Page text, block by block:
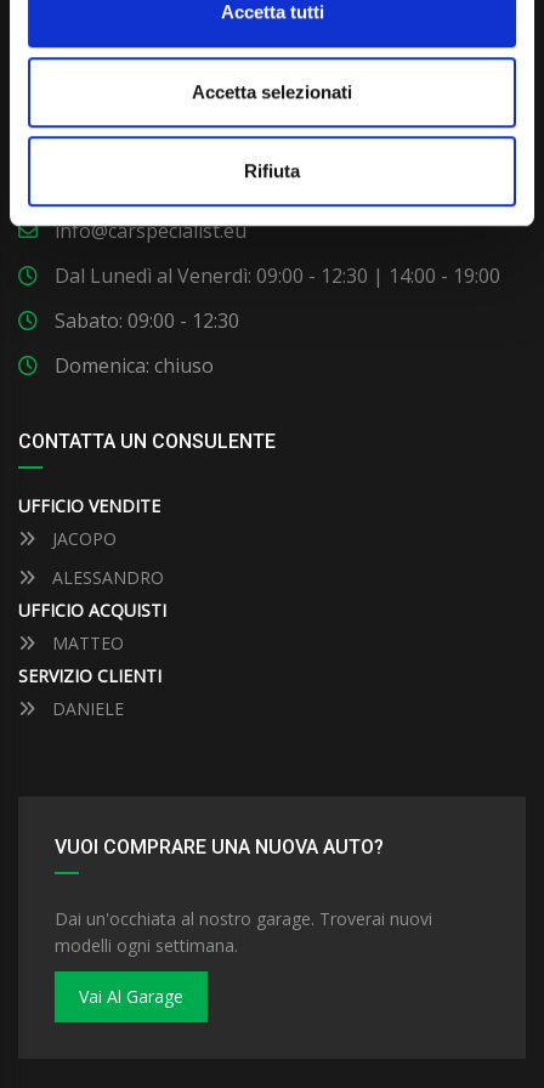
Accetta tutti
Accetta selezionati
Rifiuta
Via Giuditta Pasta 2, Como (CO) 22100
info@carspecialist.eu
Dal Lunedì al Venerdì: 09:00 - 12:30 | 14:00 - 19:00
Sabato: 09:00 - 12:30
Domenica: chiuso
CONTATTA UN CONSULENTE
UFFICIO VENDITE
JACOPO
ALESSANDRO
UFFICIO ACQUISTI
MATTEO
SERVIZIO CLIENTI
DANIELE
VUOI COMPRARE UNA NUOVA AUTO?
Dai un'occhiata al nostro garage. Troverai nuovi
modelli ogni settimana.
Vai Al Garage